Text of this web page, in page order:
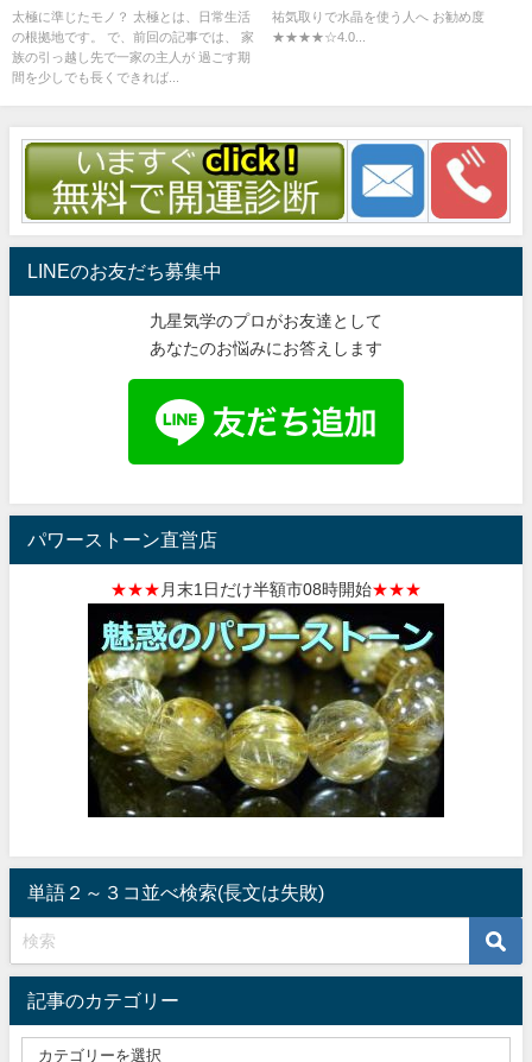
太極に準じたモノ？ 太極とは、日常生活
の根拠地です。 で、前回の記事では、 家
族の引っ越し先で一家の主人が 過ごす期
間を少しでも長くできれば...
祐気取りで水晶を使う人へ お勧め度
★★★★☆4.0...
LINEのお友だち募集中
九星気学のプロがお友達として
あなたのお悩みにお答えします
パワーストーン直営店
★★★ 月末1日だけ半額市08時開始★★★
単語２～３コ並べ検索(長文は失敗)
記事のカテゴリー